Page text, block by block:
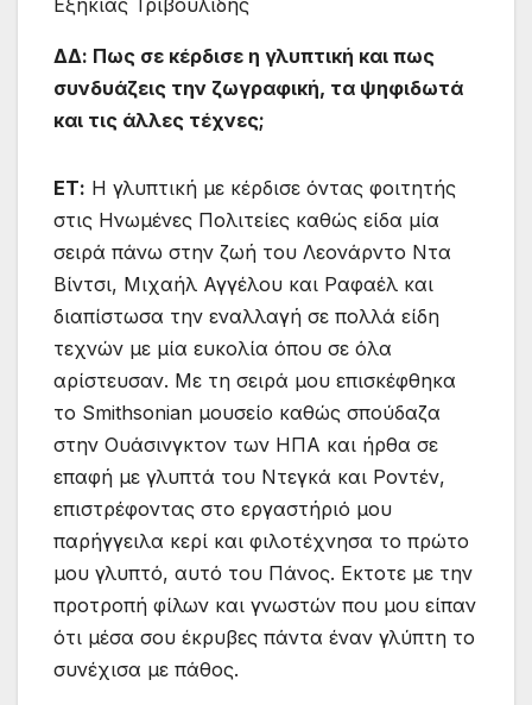
ΔΔ: Πως σε κέρδισε η γλυπτική και πως
συνδυάζεις την ζωγραφική, τα ψηφιδωτά
και τις άλλες τέχνες;
ΕΤ: Η γλυπτική με κέρδισε όντας φοιτητής
στις Ηνωμένες Πολιτείες καθώς είδα μία
σειρά πάνω στην ζωή του Λεονάρντο Ντα
Βίντσι, Μιχαήλ Αγγέλου και Ραφαέλ και
διαπίστωσα την εναλλαγή σε πολλά είδη
τεχνών με μία ευκολία όπου σε όλα
αρίστευσαν. Με τη σειρά μου επισκέφθηκα
το Smithsonian μουσείο καθώς σπούδαζα
στην Ουάσινγκτον των ΗΠΑ και ήρθα σε
επαφή με γλυπτά του Ντεγκά και Ροντέν,
επιστρέφοντας στο εργαστήριό μου
παρήγγειλα κερί και φιλοτέχνησα το πρώτο
μου γλυπτό, αυτό του Πάνος. Εκτοτε με την
προτροπή φίλων και γνωστών που μου είπαν
ότι μέσα σου έκρυβες πάντα έναν γλύπτη το
συνέχισα με πάθος.